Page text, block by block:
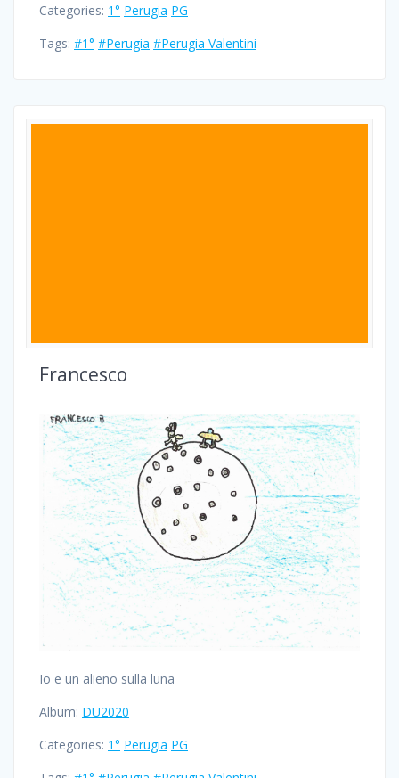
Categories: 1° Perugia PG
Tags: #1° #Perugia #Perugia Valentini
Francesco
Io e un alieno sulla luna
Album: DU2020
Categories: 1° Perugia PG